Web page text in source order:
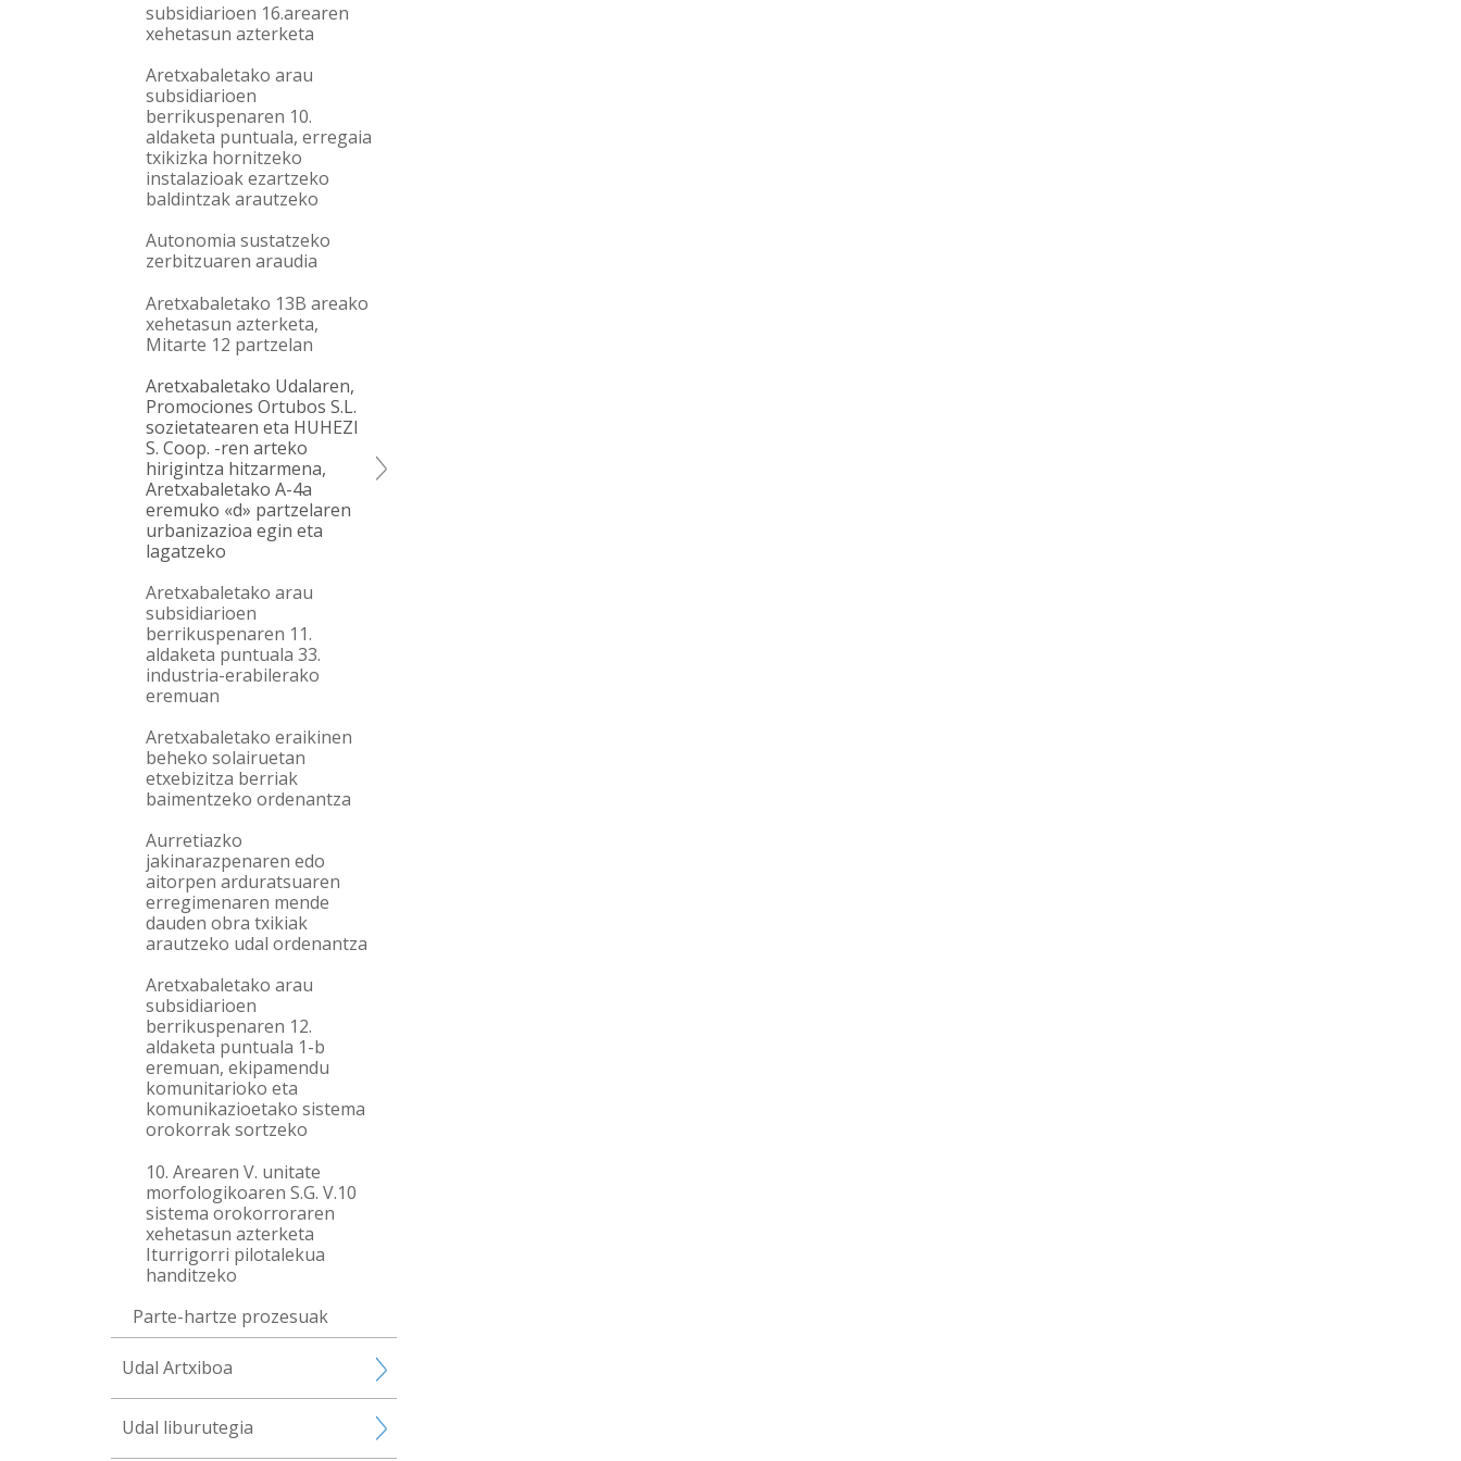
subsidiarioen 16.arearen
xehetasun azterketa
Aretxabaletako arau
subsidiarioen
berrikuspenaren 10.
aldaketa puntuala, erregaia
txikizka hornitzeko
instalazioak ezartzeko
baldintzak arautzeko
Autonomia sustatzeko
zerbitzuaren araudia
Aretxabaletako 13B areako
xehetasun azterketa,
Mitarte 12 partzelan
Aretxabaletako Udalaren,
Promociones Ortubos S.L.
sozietatearen eta HUHEZI
S. Coop. -ren arteko
hirigintza hitzarmena,
Aretxabaletako A-4a
eremuko «d» partzelaren
urbanizazioa egin eta
lagatzeko
Aretxabaletako arau
subsidiarioen
berrikuspenaren 11.
aldaketa puntuala 33.
industria-erabilerako
eremuan
Aretxabaletako eraikinen
beheko solairuetan
etxebizitza berriak
baimentzeko ordenantza
Aurretiazko
jakinarazpenaren edo
aitorpen arduratsuaren
erregimenaren mende
dauden obra txikiak
arautzeko udal ordenantza
Aretxabaletako arau
subsidiarioen
berrikuspenaren 12.
aldaketa puntuala 1-b
eremuan, ekipamendu
komunitarioko eta
komunikazioetako sistema
orokorrak sortzeko
10. Arearen V. unitate
morfologikoaren S.G. V.10
sistema orokorroraren
xehetasun azterketa
Iturrigorri pilotalekua
handitzeko
Parte-hartze prozesuak
Udal Artxiboa
Udal liburutegia